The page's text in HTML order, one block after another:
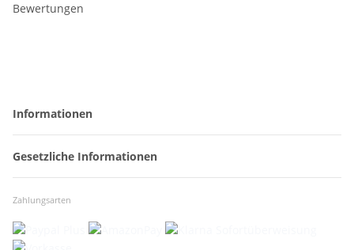
Bewertungen
Informationen
Gesetzliche Informationen
Zahlungsarten